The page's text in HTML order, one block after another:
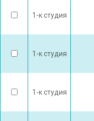
1-к студия
1-к студия
1-к студия